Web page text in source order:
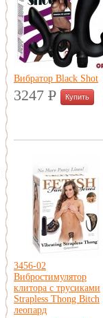
Вибратор Black Shot
3247 P
УБ.
3456-02
Вибростимулятор
клитора с трусиками
Strapless Thong Bitch
леопард